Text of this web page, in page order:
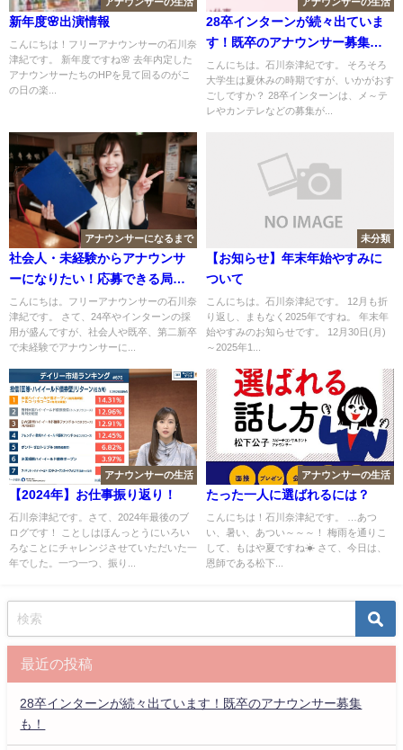
アナウンサーの生活
新年度🌸出演情報
こんにちは！フリーアナウンサーの石川奈
津紀です。 新年度ですね🌸 去年内定した
アナウンサーたちのHPを見て回るのがこ
の日の楽...
アナウンサーの生活
28卒インターンが続々出ていま
す！既卒のアナウンサー募集
も！
こんにちは。石川奈津紀です。 そろそろ
大学生は夏休みの時期ですが、いかがおす
ごしですか？ 28卒インターンは、メ～テ
レやカンテレなどの募集が...
アナウンサーになるまで
社会人・未経験からアナウンサ
ーになりたい！応募できる局
は？
こんにちは。フリーアナウンサーの石川奈
津紀です。 さて、24卒やインターンの採
用が盛んですが、社会人や既卒、第二新卒
で未経験でアナウンサーに...
未分類
【お知らせ】年末年始やすみに
ついて
こんにちは。石川奈津紀です。 12月も折
り返し、まもなく2025年ですね。 年末年
始やすみのお知らせです。 12月30日(月)
～2025年1...
アナウンサーの生活
【2024年】お仕事振り返り！
石川奈津紀です。さて、2024年最後のブ
ログです！ ことしはほんっとうにいろい
ろなことにチャレンジさせていただいた一
年でした。一つ一つ、振り...
アナウンサーの生活
たった一人に選ばれるには？
こんにちは！石川奈津紀です。 …あつ
い、暑い、あつい～～～！ 梅雨を通りこ
して、もはや夏ですね☀ さて、今日は、
恩師である松下...
最近の投稿
28卒インターンが続々出ています！既卒のアナウンサー募集
も！